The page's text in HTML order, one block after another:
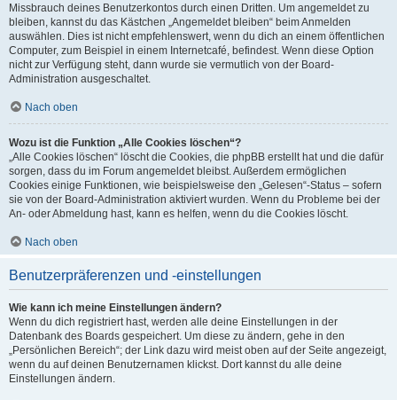
Missbrauch deines Benutzerkontos durch einen Dritten. Um angemeldet zu
bleiben, kannst du das Kästchen „Angemeldet bleiben“ beim Anmelden
auswählen. Dies ist nicht empfehlenswert, wenn du dich an einem öffentlichen
Computer, zum Beispiel in einem Internetcafé, befindest. Wenn diese Option
nicht zur Verfügung steht, dann wurde sie vermutlich von der Board-
Administration ausgeschaltet.
Nach oben
Wozu ist die Funktion „Alle Cookies löschen“?
„Alle Cookies löschen“ löscht die Cookies, die phpBB erstellt hat und die dafür
sorgen, dass du im Forum angemeldet bleibst. Außerdem ermöglichen
Cookies einige Funktionen, wie beispielsweise den „Gelesen“-Status – sofern
sie von der Board-Administration aktiviert wurden. Wenn du Probleme bei der
An- oder Abmeldung hast, kann es helfen, wenn du die Cookies löscht.
Nach oben
Benutzerpräferenzen und -einstellungen
Wie kann ich meine Einstellungen ändern?
Wenn du dich registriert hast, werden alle deine Einstellungen in der
Datenbank des Boards gespeichert. Um diese zu ändern, gehe in den
„Persönlichen Bereich“; der Link dazu wird meist oben auf der Seite angezeigt,
wenn du auf deinen Benutzernamen klickst. Dort kannst du alle deine
Einstellungen ändern.